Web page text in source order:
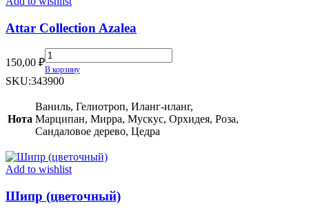
Attar Collection Azalea
150,00 ₽
Attar
Collection
Azalea
В корзину
SKU:343900
Нота
Ваниль, Гелиотроп, Иланг-иланг,
Марципан, Мирра, Мускус, Орхидея, Роза,
Сандаловое дерево, Цедра
Add to wishlist
Шипр (цветочный)